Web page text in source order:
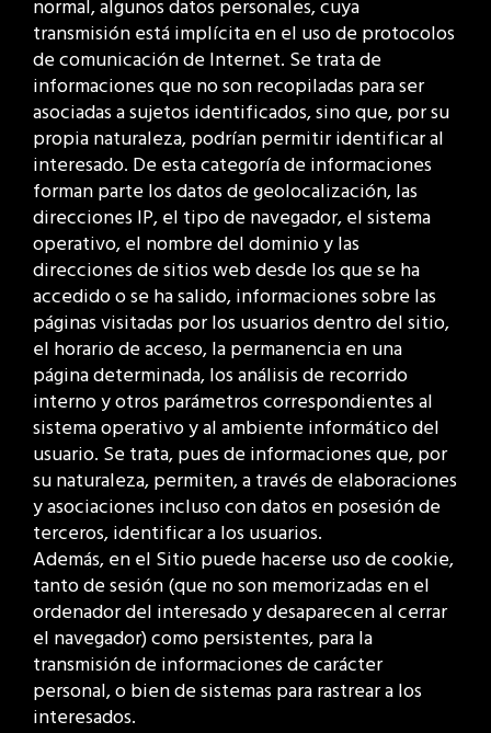
normal, algunos datos personales, cuya
transmisión está implícita en el uso de protocolos
de comunicación de Internet. Se trata de
informaciones que no son recopiladas para ser
asociadas a sujetos identificados, sino que, por su
propia naturaleza, podrían permitir identificar al
interesado. De esta categoría de informaciones
forman parte los datos de geolocalización, las
direcciones IP, el tipo de navegador, el sistema
operativo, el nombre del dominio y las
direcciones de sitios web desde los que se ha
accedido o se ha salido, informaciones sobre las
páginas visitadas por los usuarios dentro del sitio,
el horario de acceso, la permanencia en una
página determinada, los análisis de recorrido
interno y otros parámetros correspondientes al
sistema operativo y al ambiente informático del
usuario. Se trata, pues de informaciones que, por
su naturaleza, permiten, a través de elaboraciones
y asociaciones incluso con datos en posesión de
terceros, identificar a los usuarios.
Además, en el Sitio puede hacerse uso de cookie,
tanto de sesión (que no son memorizadas en el
ordenador del interesado y desaparecen al cerrar
el navegador) como persistentes, para la
transmisión de informaciones de carácter
personal, o bien de sistemas para rastrear a los
interesados.